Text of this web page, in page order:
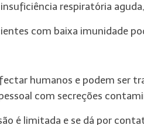
respiratória
com baixa imunidade
humanos e podem ser
com secreções
é limitada e se dá por